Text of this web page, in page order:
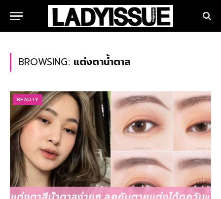
BROWSING: แต่งตาน้ำตาล
BEAUTY